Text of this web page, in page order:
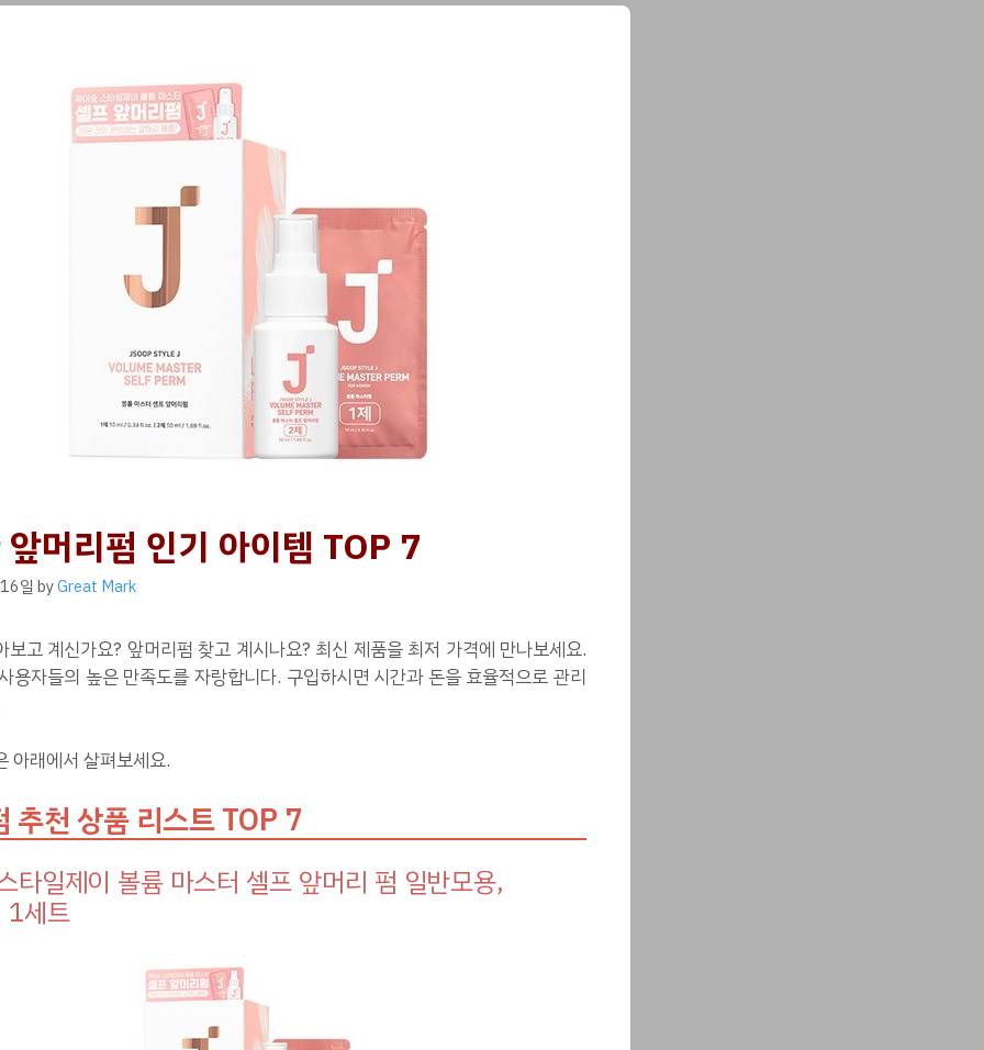
머리펌 인기 아이템 TOP 7
일 byGreat Mark
보고 계신가요? 앞머리펌 찾고 계시나요? 최신 제품을 최저 가격에 만나보세요.
용자들의 높은 만족도를 자랑합니다. 구입하시면 시간과 돈을 효율적으로 관리
아래에서 살펴보세요.
추천 상품 리스트 TOP 7
타일제이 볼륨 마스터 셀프 앞머리 펌 일반모용,
세트